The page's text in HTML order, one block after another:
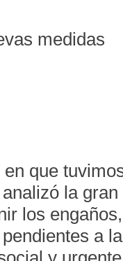
medidas
que
la
los
a